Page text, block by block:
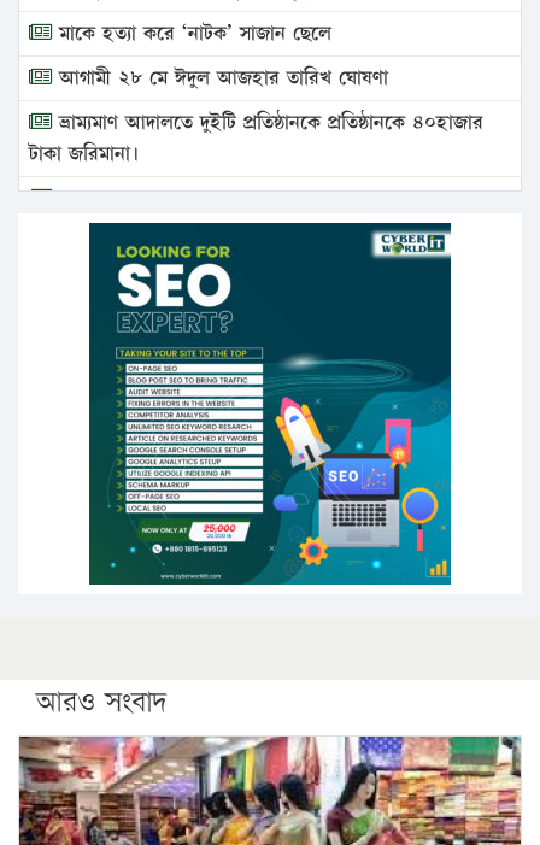
মাকে হত্যা করে ‘নাটক’ সাজান ছেলে
আগামী ২৮ মে ঈদুল আজহার তারিখ ঘোষণা
ভ্রাম্যমাণ আদালতে দুইটি প্রতিষ্ঠানকে প্রতিষ্ঠানকে ৪০হাজার
টাকা জরিমানা।
এবার লঞ্চের ভাড়া বাড়ল
১৭ থেকে ২১ শতাংশ বিদ্যুতের দাম বাড়ানোর প্রস্তাব পিডিবির
১৬ মে চাঁদপুর ও ২৫ মে ফেনী সফরে যাবেন প্রধানমন্ত্রী
উচ্চশিক্ষায় গৌরবময় অর্জন: পূর্ণ স্কলারশিপে যুক্তরাষ্ট্রে
পিএইচডি করছেন কুয়েটের কৃতি…
সারা দেশে বজ্রাঘাতে ১৪ জনের প্রাণহানি
কঠোর হচ্ছে এসএসসি ও এইচএসসি পরীক্ষা
ফরিদগঞ্জে আগুনে পুড়লো ৬ ব্যবসা প্রতিষ্ঠান
আরও সংবাদ